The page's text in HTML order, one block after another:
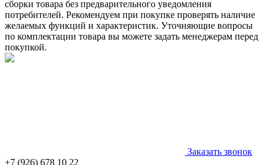
сборки товара без предварительного уведомления
потребителей. Рекомендуем при покупке проверять наличие
желаемых функций и характеристик. Уточняющие вопросы
по комплектации товара вы можете задать менеджерам перед
покупкой.
Заказать звонок
+7 (926) 678 10 22